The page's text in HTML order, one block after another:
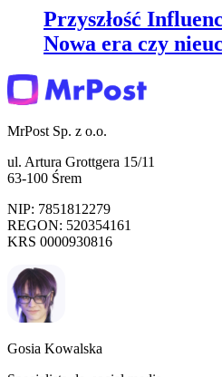
Przyszłość
Nowa era czy
MrPost Sp. z o.o.
ul. Artura Grottgera 15/11
63-100 Śrem
NIP: 7851812279
REGON: 520354161
KRS 0000930816
Gosia Kowalska